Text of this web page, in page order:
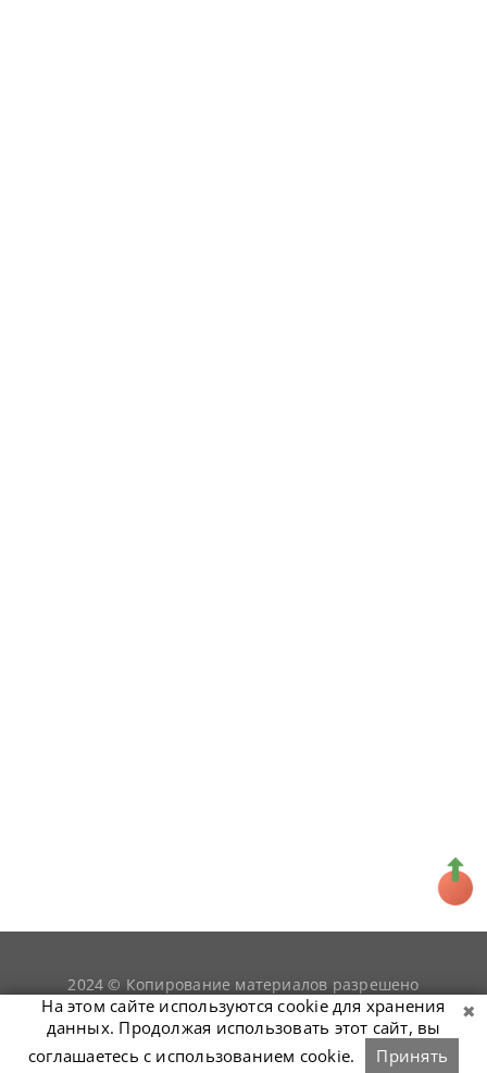
2024 © Копирование материалов разрешено
только при условии гиперссылки наsnookerist.ru
На этом сайте используются cookie для хранения
данных. Продолжая использовать этот сайт, вы
соглашаетесь с использованием cookie.
Принять